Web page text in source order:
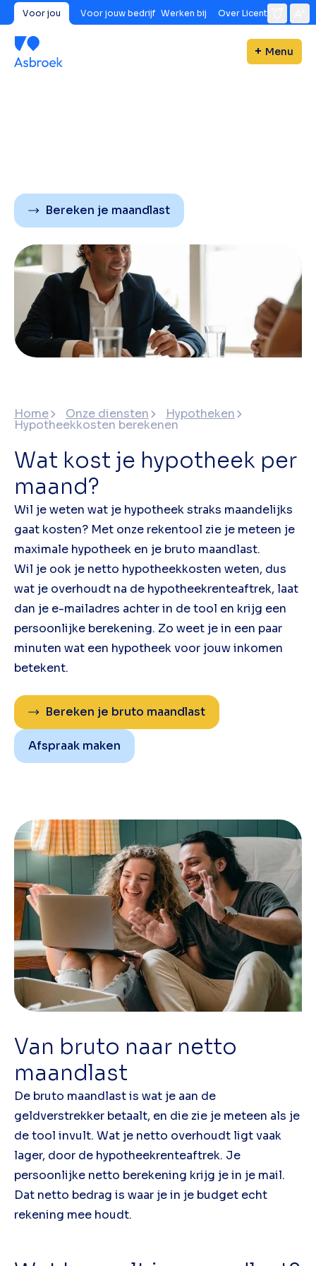
Voor jou Voor jouw bedrijf Werken bij Over Licent
Menu
Bereken je maandlast
Home Onze diensten Hypotheken
Hypotheekkosten berekenen
Wat kost je hypotheek per
maand?
Wil je weten wat je hypotheek straks maandelijks
gaat kosten? Met onze rekentool zie je meteen je
maximale hypotheek en je bruto maandlast.
Wil je ook je netto hypotheekkosten weten, dus
wat je overhoudt na de hypotheekrenteaftrek, laat
dan je e-mailadres achter in de tool en krijg een
persoonlijke berekening. Zo weet je in een paar
minuten wat een hypotheek voor jouw inkomen
betekent.
Bereken je bruto maandlast
Afspraak maken
Van bruto naar netto
maandlast
De bruto maandlast is wat je aan de
geldverstrekker betaalt, en die zie je meteen als je
de tool invult. Wat je netto overhoudt ligt vaak
lager, door de hypotheekrenteaftrek. Je
persoonlijke netto berekening krijg je in je mail.
Dat netto bedrag is waar je in je budget echt
rekening mee houdt.